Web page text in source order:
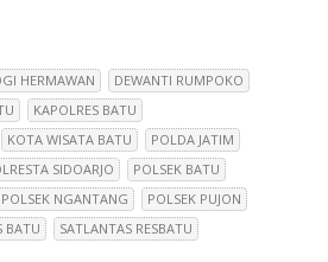
HERMAWAN
DEWANTI RUMPOKO
KAPOLRES BATU
KOTA WISATA BATU
POLDA JATIM
SIDOARJO
POLSEK BATU
POLSEK NGANTANG
POLSEK PUJON
BATU
SATLANTAS RESBATU